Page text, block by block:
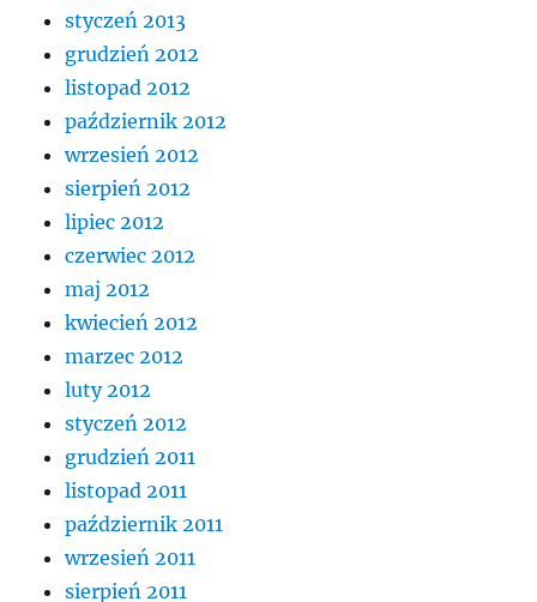
styczeń 2013
grudzień 2012
listopad 2012
październik 2012
wrzesień 2012
sierpień 2012
lipiec 2012
czerwiec 2012
maj 2012
kwiecień 2012
marzec 2012
luty 2012
styczeń 2012
grudzień 2011
listopad 2011
październik 2011
wrzesień 2011
sierpień 2011